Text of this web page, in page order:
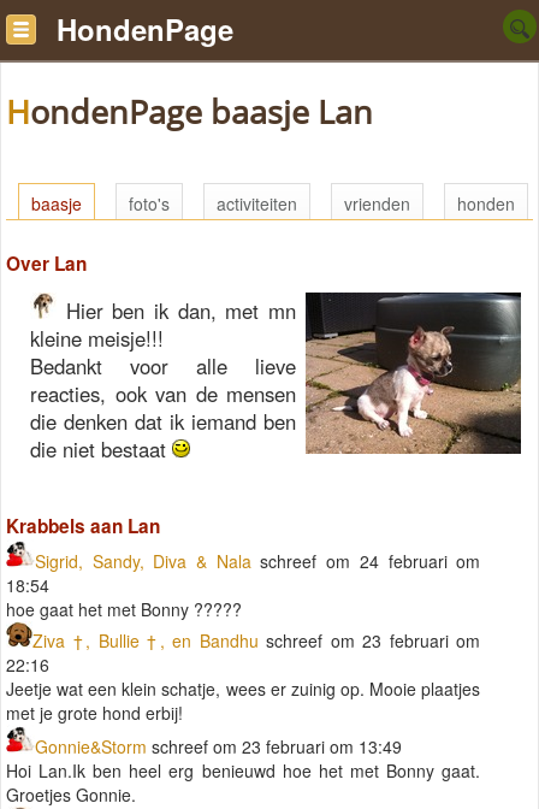
HondenPage
HondenPage baasje Lan
baasje foto's activiteiten vrienden honden
Over Lan
Hier ben ik dan, met mn
kleine meisje!!!
Bedankt voor alle lieve
reacties, ook van de mensen
die denken dat ik iemand ben
die niet bestaat
Krabbels aan Lan
Sigrid, Sandy, Diva & Nala schreef om 24 februari om
18:54
hoe gaat het met Bonny ?????
Ziva †, Bullie †, en Bandhu schreef om 23 februari om
22:16
Jeetje wat een klein schatje, wees er zuinig op. Mooie plaatjes
met je grote hond erbij!
Gonnie&Storm schreef om 23 februari om 13:49
Hoi Lan.Ik ben heel erg benieuwd hoe het met Bonny gaat.
Groetjes Gonnie.